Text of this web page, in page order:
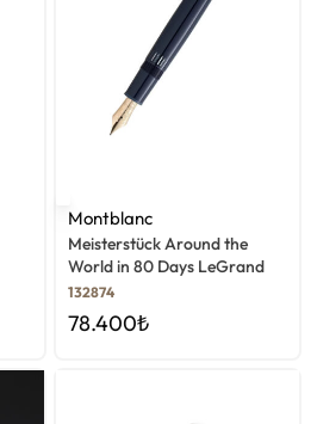
Montblanc
Meisterstück Around the
World in 80 Days LeGrand
Dolma Kalem
132874
78.400₺